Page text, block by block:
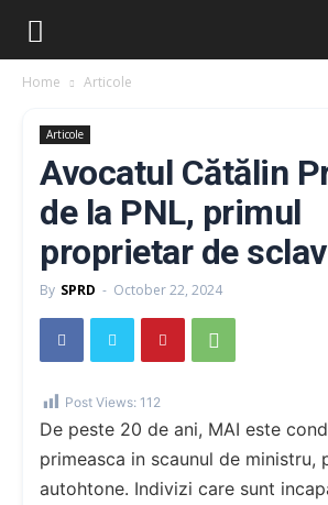
Home Articole
Articole
Avocatul Cătălin
de la PNL, primul
proprietar de
By SPRD - October 22, 2024
Post Views: 112
De peste 20 de ani, MAI este
primeasca in scaunul de ministru,
autohtone. Indivizi care sunt